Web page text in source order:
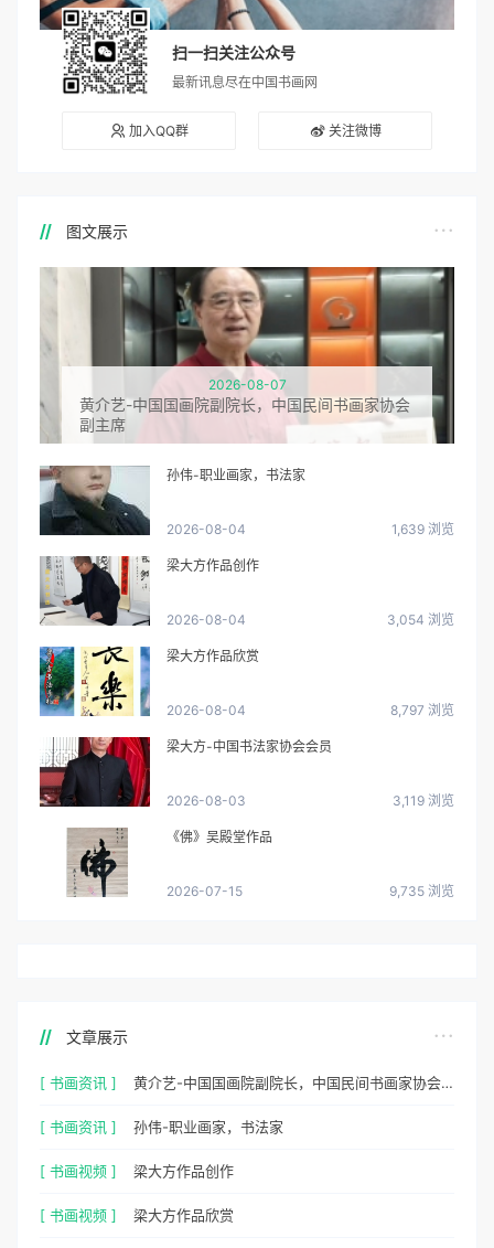
扫一扫关注公众号
最新讯息尽在中国书画网
加入QQ群 关注微博
图文展示
2026-08-07
黄介艺-中国国画院副院长，中国民间书画家协会
副主席
孙伟-职业画家，书法家
2026-08-04 1,639 浏览
梁大方作品创作
2026-08-04 3,054 浏览
梁大方作品欣赏
2026-08-04 8,797 浏览
梁大方-中国书法家协会会员
2026-08-03 3,119 浏览
《佛》吴殿堂作品
2026-07-15 9,735 浏览
文章展示
[ 书画资讯 ] 黄介艺-中国国画院副院长，中国民间书画家协会副主席
[ 书画资讯 ] 孙伟-职业画家，书法家
[ 书画视频 ] 梁大方作品创作
[ 书画视频 ] 梁大方作品欣赏